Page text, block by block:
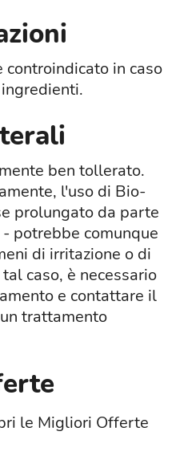
in caso
ben tollerato.
l'uso di Bio-
prolungato da parte
potrebbe comunque
di irritazione o di
caso, è necessario
e contattare il
trattamento
le Migliori Offerte